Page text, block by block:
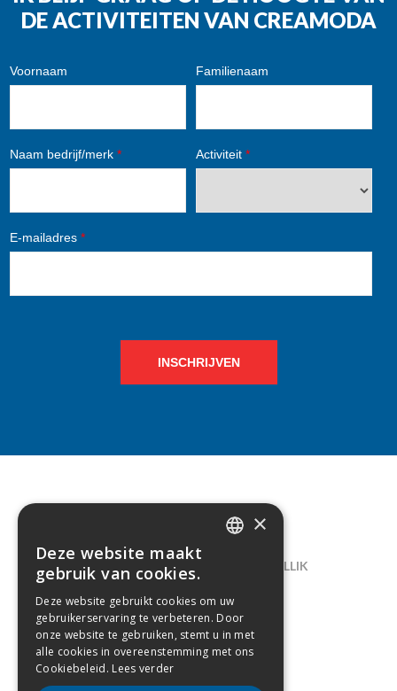
DE ACTIVITEITEN VAN CREAMODA
Voornaam Familienaam
Naam bedrijf/merk * Activiteit *
E-mailadres *
INSCHRIJVEN
CONTACT
LELIEGAARDE 22, B-1731 ZELLIK
02/238.10.11
INFO@CREAMODA.BE
BE0407.694.265
×
Deze website maakt
gebruik van cookies.
Deze website gebruikt cookies om uw
gebruikerservaring te verbeteren. Door
onze website te gebruiken, stemt u in met
alle cookies in overeenstemming met ons
Cookiebeleid. Lees verder